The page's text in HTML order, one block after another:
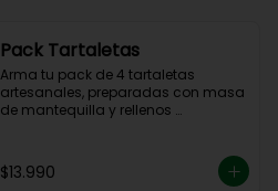
Pack Tartaletas
Arma tu pack de 4 tartaletas
artesanales, preparadas con masa
de mantequilla y rellenos
opciones disponibles para
completar tu pack.
$13.990